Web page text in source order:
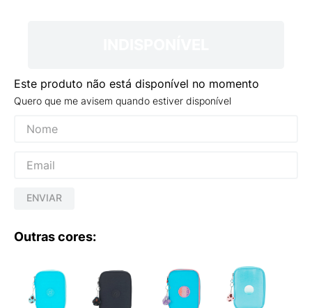
Este produto não está disponível no momento
Quero que me avisem quando estiver disponível
ENVIAR
Outras cores: